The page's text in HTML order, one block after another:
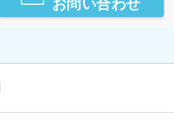
お問い合わせ